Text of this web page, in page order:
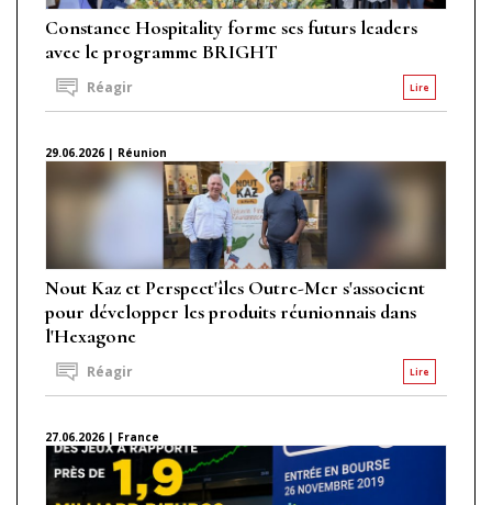
Constance Hospitality forme ses futurs leaders
avec le programme BRIGHT
Lire
Réagir
29.06.2026 | Réunion
Nout Kaz et Perspect'îles Outre-Mer s'associent
pour développer les produits réunionnais dans
l'Hexagone
Lire
Réagir
27.06.2026 | France